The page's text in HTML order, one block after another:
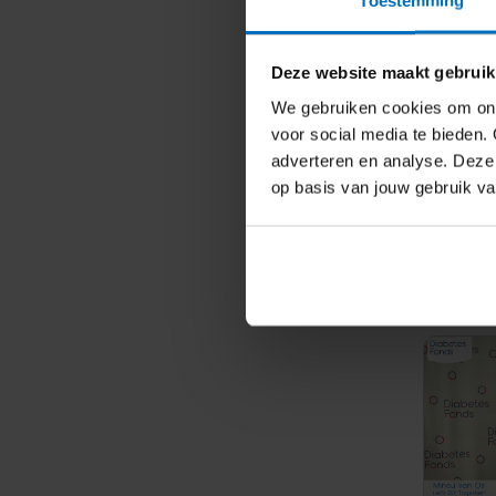
Deze website maakt
We gebruiken cookies om
voor social media te
adverteren en analyse.
op basis van jouw gebruik
Status